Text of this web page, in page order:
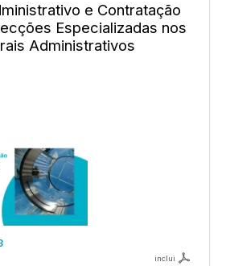
e Contratação
Especializadas nos
Administrativos
inclui